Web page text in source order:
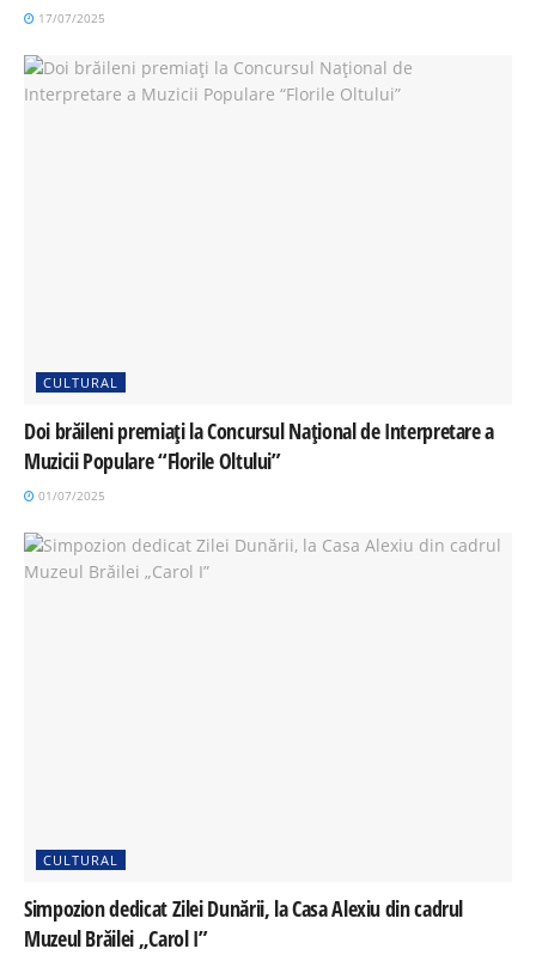
17/07/2025
CULTURAL
Doi brăileni premiați la Concursul Național de Interpretare a
Muzicii Populare “Florile Oltului”
01/07/2025
CULTURAL
Simpozion dedicat Zilei Dunării, la Casa Alexiu din cadrul
Muzeul Brăilei „Carol I”